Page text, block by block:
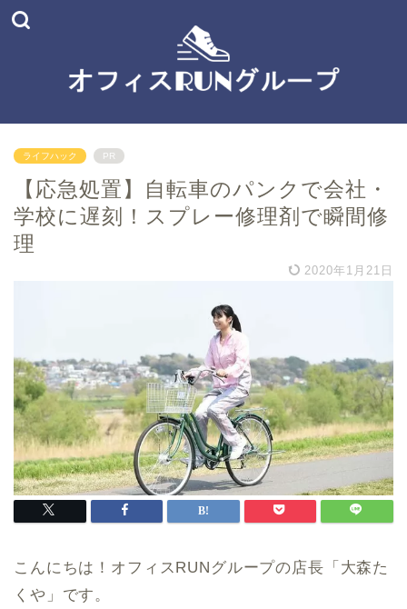
ライフハック PR
【応急処置】自転車のパンクで会社・
学校に遅刻！スプレー修理剤で瞬間修
理
2020年1月21日
こんにちは！オフィスRUNグループの店長「大森た
くや」です。